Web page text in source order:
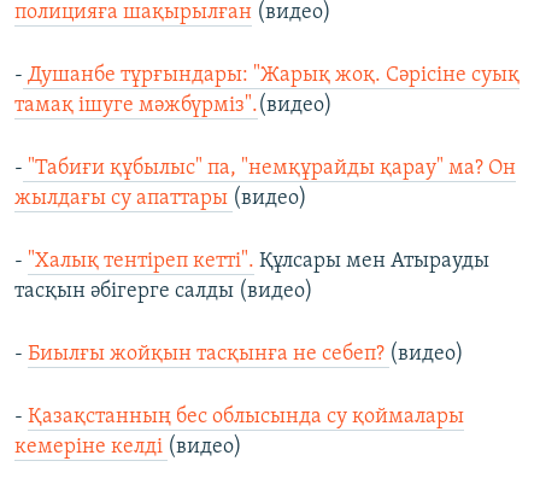
полицияға шақырылған (видео)
- Душанбе тұрғындары: "Жарық жоқ. Сәрісіне суық
тамақ ішуге мәжбүрміз".(видео)
- "Табиғи құбылыс" па, "немқұрайды қарау" ма? Он
жылдағы су апаттары (видео)
- "Халық тентіреп кетті". Құлсары мен Атырауды
тасқын әбігерге салды (видео)
- Биылғы жойқын тасқынға не себеп? (видео)
- Қазақстанның бес облысында су қоймалары
кемеріне келді (видео)